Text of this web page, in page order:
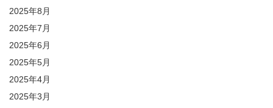
2025年8月
2025年7月
2025年6月
2025年5月
2025年4月
2025年3月